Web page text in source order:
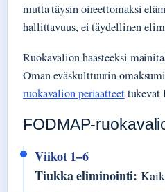
mutta täysin oireettomaksi
hallittavuus, ei täydellinen
Ruokavalion haasteeksi
Oman eväskulttuurin
ruokavalion periaatteettukevat
FODMAP-
Viikot 1–6
Tiukka eliminointi: